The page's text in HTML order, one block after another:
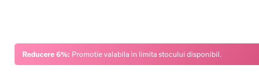
Reducere 6%: Promotie valabila in limita stocului disponibil.